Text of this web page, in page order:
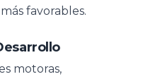
favorables.
motoras,